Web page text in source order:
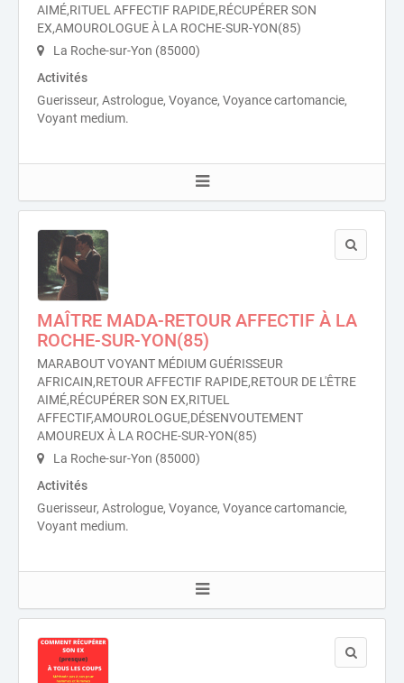
AIMÉ,RITUEL AFFECTIF RAPIDE,RÉCUPÉRER SON
EX,AMOUROLOGUE À LA ROCHE-SUR-YON(85)
La Roche-sur-Yon (85000)
Activités
Guerisseur, Astrologue, Voyance, Voyance cartomancie,
Voyant medium.
MAÎTRE MADA-RETOUR AFFECTIF À LA
ROCHE-SUR-YON(85)
MARABOUT VOYANT MÉDIUM GUÉRISSEUR
AFRICAIN,RETOUR AFFECTIF RAPIDE,RETOUR DE L'ÊTRE
AIMÉ,RÉCUPÉRER SON EX,RITUEL
AFFECTIF,AMOUROLOGUE,DÉSENVOUTEMENT
AMOUREUX À LA ROCHE-SUR-YON(85)
La Roche-sur-Yon (85000)
Activités
Guerisseur, Astrologue, Voyance, Voyance cartomancie,
Voyant medium.